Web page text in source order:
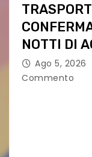
NOTTI DI
Ago 5, 2026
Commento